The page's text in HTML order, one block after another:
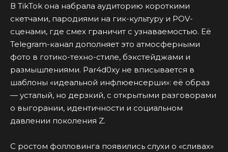
В TikTok она набрала аудиторию короткими
скетчами, пародиями на гик-культуру и POV-
сценами, где смех граничит с узнаваемостью. Её
Telegram-канал дополняет это атмосферными
фото в готико-техно-стиле, бэкстейджами и
размышлениями. Par4d0xy не вписывается в
шаблоны «идеальной инфлюенсерши»: её образ
— усталый, но дерзкий, с открытыми разговорами
о выгорании, идентичности и социальном
давлении поколения Z.
С ростом фолловинга появились слухи о «сливах»